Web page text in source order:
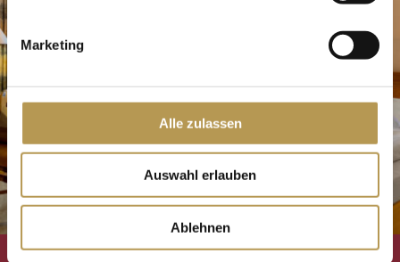
Marketing
Alle zulassen
Auswahl erlauben
Ablehnen